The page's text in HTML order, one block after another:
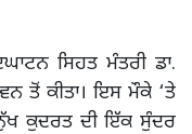
ਸਿਹਤ ਮੰਤਰੀ ਡਾ.
ਤੋਂ ਕੀਤਾ। ਇਸ ਮੌਕੇ ‘ਤੇ
ਕੁਦਰਤ ਦੀ ਇੱਕ ਸੁੰਦਰ